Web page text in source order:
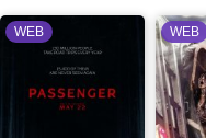
WEB WEB